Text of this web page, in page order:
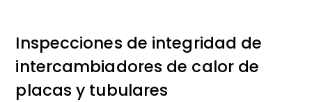
Inspecciones de integridad de
intercambiadores de calor de
placas y tubulares